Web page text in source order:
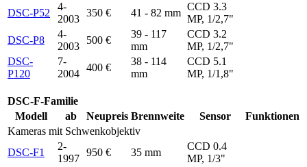
DSC-P52
4-
2003
350 € 41 - 82 mm
CCD 3.3
MP, 1/2,7"
DSC-P8
4-
2003
500 €
39 - 117
mm
CCD 3.2
MP, 1/2,7"
DSC-
P120
7-
2004
400 €
38 - 114
mm
CCD 5.1
MP, 1/1,8"
DSC-F-Familie
Modell
ab Neupreis Brennweite Sensor
Funktionen
Kameras mit Schwenkobjektiv
DSC-F1
2-
1997
950 € 35 mm
CCD 0.4
MP, 1/3"